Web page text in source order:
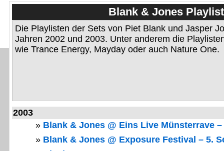
Blank & Jones
Die Playlisten der Sets von Piet Blank und Jasper
Jahren 2002 und 2003. Unter anderem die
wie Trance Energy, Mayday oder auch Nature One.
2003
» Blank & Jones @ Eins Live Münsterrave –
» Blank & Jones @ Exposure Festival – 5.